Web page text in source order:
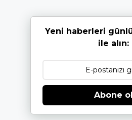
Yeni haberleri
ile alın:
Abone ol